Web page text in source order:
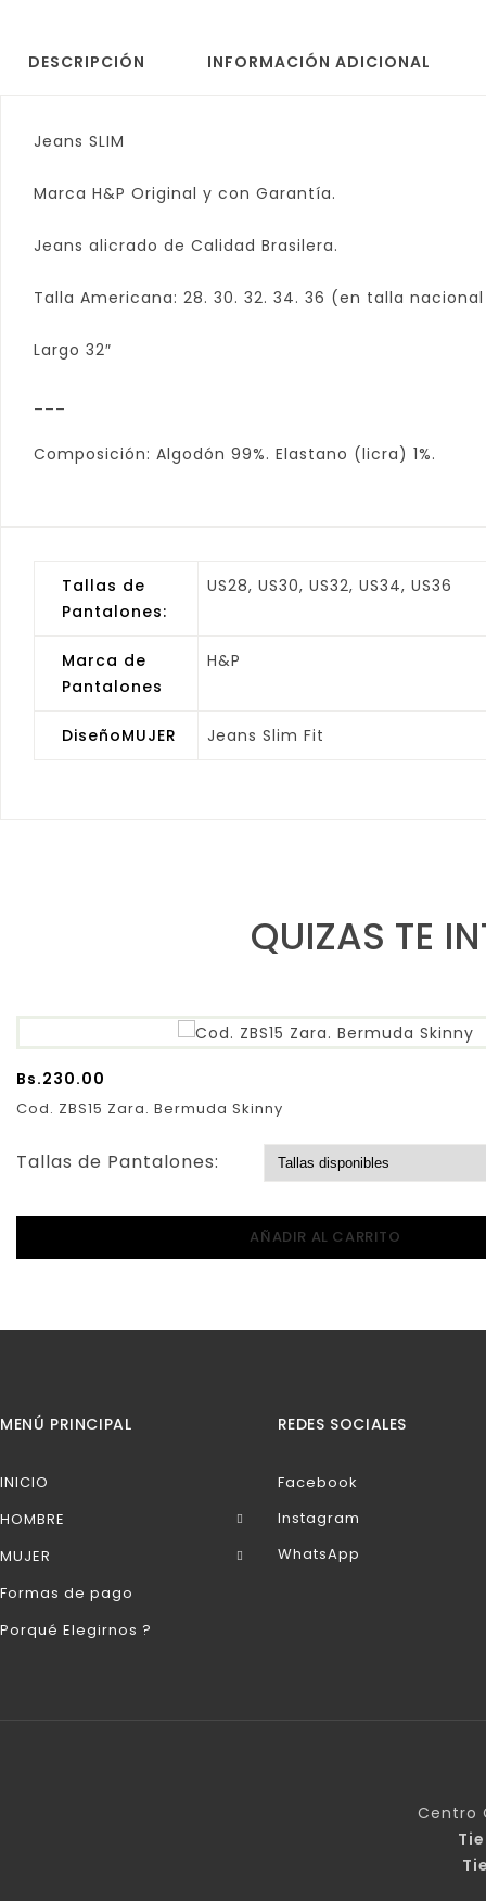
DESCRIPCIÓN INFORMACIÓN ADICIONAL
Jeans SLIM
Marca H&P Original y con Garantía.
Jeans alicrado de Calidad Brasilera.
Talla Americana: 28. 30. 32. 34. 36 (en talla
Largo 32″
Composición: Algodón 99%. Elastano (licra) 1%.
Tallas de
Pantalones:
US28, US30, US32, US34, US36
Marca de
Pantalones
H&P
DiseñoMUJER Jeans Slim Fit
QUIZAS TE
Bs.230.00
Cod. ZBS15 Zara. Bermuda Skinny
Tallas de Pantalones:
AÑADIR AL CARRITO
MENÚ PRINCIPAL
INICIO
HOMBRE
MUJER
Formas de pago
Porqué Elegirnos ?
REDES SOCIALES
Facebook
Instagram
WhatsApp
Centro